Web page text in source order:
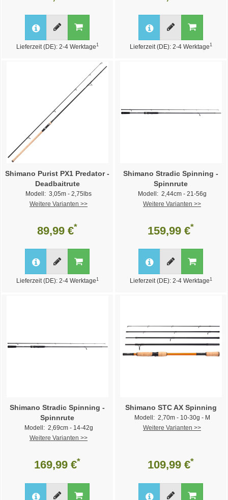
Lieferzeit (DE): 2-4 Werktage1 Lieferzeit (DE): 2-4 Werktage1
Shimano Purist PX1 Predator -
Deadbaitrute
Modell: 3,05m - 2,75lbs
Weitere Varianten >>
89,99 €*
Lieferzeit (DE): 2-4 Werktage 1
Shimano Stradic Spinning -
Spinnrute
Modell: 2,44cm - 21-56g
Weitere Varianten >>
159,99 €*
Lieferzeit (DE): 2-4 Werktage 1
Shimano Stradic Spinning -
Spinnrute
Modell: 2,69cm - 14-42g
Weitere Varianten >>
169,99 €*
Shimano STC AX Spinning
Modell: 2,70m - 10-30g - M
Weitere Varianten >>
109,99 €*